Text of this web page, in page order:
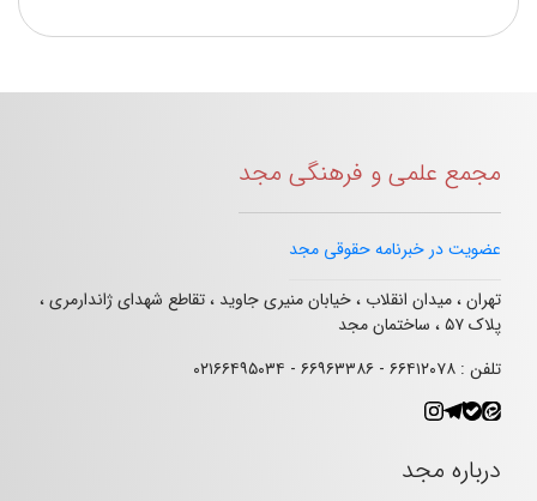
مجمع علمی و فرهنگی مجد
عضویت در خبرنامه حقوقی مجد
تهران ، میدان انقلاب ، خیابان منیری جاوید ، تقاطع شهدای ژاندارمری ،
پلاک ۵۷ ، ساختمان مجد
تلفن : ۶۶۴۱۲۰۷۸ - ۶۶۹۶۳۳۸۶ - ۰۲۱۶۶۴۹۵۰۳۴
درباره مجد